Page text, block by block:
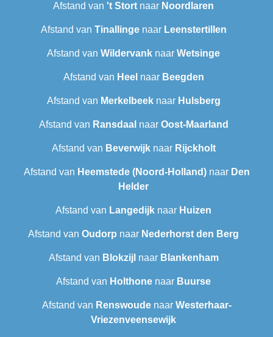
Afstand van 't Stort naar Noordlaren
Afstand van Tinallingenaar Leenstertillen‎
Afstand van Wildervank naar Wetsinge
Afstand van Heel naar Beegden
Afstand van Merkelbeeknaar Hulsberg
Afstand van Ransdaal naar Oost-Maarland
Afstand van Beverwijknaar Rijckholt
Afstand van Heemstede (Noord-Holland)naar Den
Helder
Afstand van Langedijk naar Huizen
Afstand van Oudorp naar Nederhorst den Berg
Afstand van Blokzijl naar Blankenham
Afstand van Holthone naar Buurse
Afstand van Renswoudenaar Westerhaar-
Vriezenveensewijk